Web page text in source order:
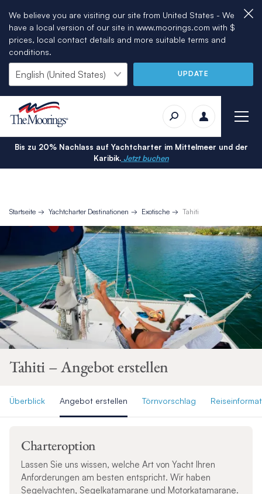
We believe you are visiting our site from United States - We
have a local version of our site in www.moorings.com with $
prices, local contact details and more suitable terms and
conditions.
UPDATE
Bis zu 20% Nachlass auf Yachtcharter im Mittelmeer und der
Karibik.Jetzt buchen
Startseite Yachtcharter Destinationen Exotische Tahiti
Tahiti – Angebot erstellen
Überblick Angebot erstellen Törnvorschlag
Charteroption
Lassen Sie uns wissen, welche Art von Yacht Ihren
Anforderungen am besten entspricht. Wir haben
Segelyachten, Segelkatamarane und Motorkatamarane.